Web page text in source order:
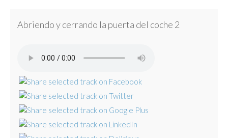
Abriendo y cerrando la puerta del coche 2